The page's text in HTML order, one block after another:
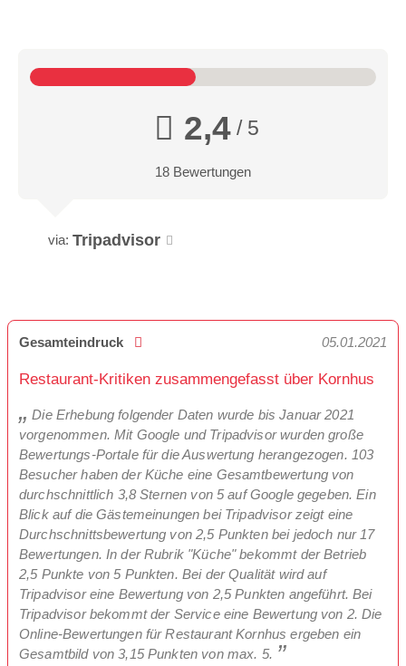
2,4/ 5
18 Bewertungen
via: Tripadvisor
Gesamteindruck 05.01.2021
Restaurant-Kritiken zusammengefasst über Kornhus
Die Erhebung folgender Daten wurde bis Januar 2021
vorgenommen. Mit Google und Tripadvisor wurden große
Bewertungs-Portale für die Auswertung herangezogen. 103
Besucher haben der Küche eine Gesamtbewertung von
durchschnittlich 3,8 Sternen von 5 auf Google gegeben. Ein
Blick auf die Gästemeinungen bei Tripadvisor zeigt eine
Durchschnittsbewertung von 2,5 Punkten bei jedoch nur 17
Bewertungen. In der Rubrik "Küche" bekommt der Betrieb
2,5 Punkte von 5 Punkten. Bei der Qualität wird auf
Tripadvisor eine Bewertung von 2,5 Punkten angeführt. Bei
Tripadvisor bekommt der Service eine Bewertung von 2. Die
Online-Bewertungen für Restaurant Kornhus ergeben ein
Gesamtbild von 3,15 Punkten von max. 5.